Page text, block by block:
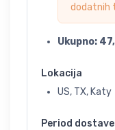
dodatnih
Ukupno:
Lokacija
US, TX, Katy
Period dostave